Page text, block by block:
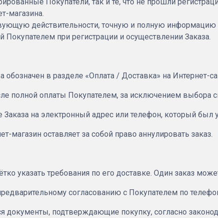
магазина.
действительности, точную и полную информацию
при регистрации и осуществлении Заказа.
в разделе «Оплата / Доставка» на Интернет-
полной оплаты Покупателем, за исключением выбора
Заказа на электронный адрес или телефон, который был
магазин оставляет за собой право аннулировать заказ.
указать требования по его доставке. Один заказ
согласованию с Покупателем по
документы, подтверждающие покупку, согласно